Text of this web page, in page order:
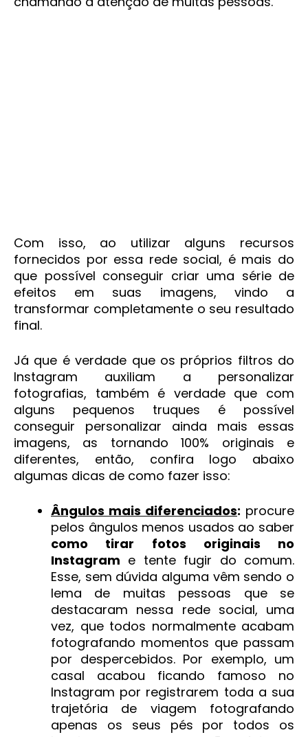
Com isso, ao utilizar alguns recursos
fornecidos por essa rede social, é mais do
que possível conseguir criar uma série de
efeitos em suas imagens, vindo a
transformar completamente o seu resultado
final.
Já que é verdade que os próprios filtros do
Instagram auxiliam a personalizar
fotografias, também é verdade que com
alguns pequenos truques é possível
conseguir personalizar ainda mais essas
imagens, as tornando 100% originais e
diferentes, então, confira logo abaixo
algumas dicas de como fazer isso:
Ângulos mais diferenciados: procure
pelos ângulos menos usados ao saber
como tirar fotos originais no
Instagram e tente fugir do comum.
Esse, sem dúvida alguma vêm sendo o
lema de muitas pessoas que se
destacaram nessa rede social, uma
vez, que todos normalmente acabam
fotografando momentos que passam
por despercebidos. Por exemplo, um
casal acabou ficando famoso no
Instagram por registrarem toda a sua
trajetória de viagem fotografando
apenas os seus pés por todos os